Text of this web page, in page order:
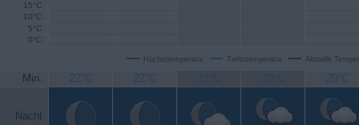
Höchsttemperatur Tiefsttemperatur Aktuelle
0°C
5°C
10°C
15°C
Min. 22°C 22°C 21°C 20°C 20°C
Nacht